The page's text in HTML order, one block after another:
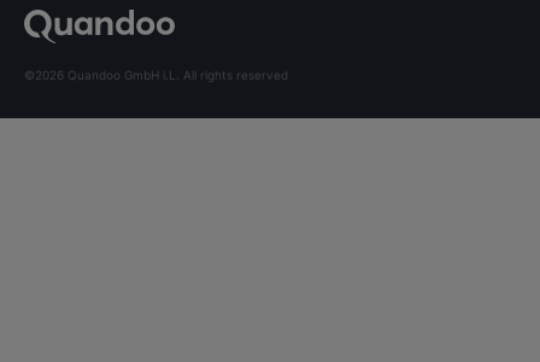
©2026 Quandoo GmbH i.L. All rights reserved